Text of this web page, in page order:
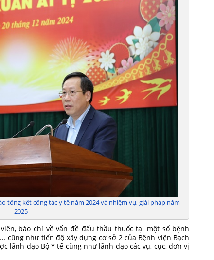
tổng kết công tác y tế năm 2024 và nhiệm vụ, giải pháp năm
2025
báo chí về vấn đề đấu thầu thuốc tại một số bệnh
cũng như tiến độ xây dựng cơ sở 2 của Bệnh viện Bạch
lãnh đạo Bộ Y tế cũng như lãnh đạo các vụ, cục, đơn vị